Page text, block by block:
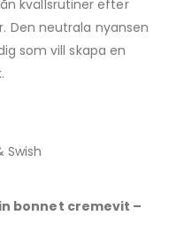
kvällsrutiner efter
Den neutrala nyansen
som vill skapa en
Swish
bonnet cremevit –